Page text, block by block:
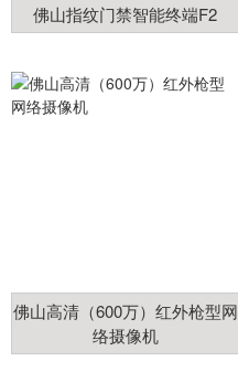
佛山指纹门禁智能终端F2
佛山高清（600万）红外枪型网
络摄像机